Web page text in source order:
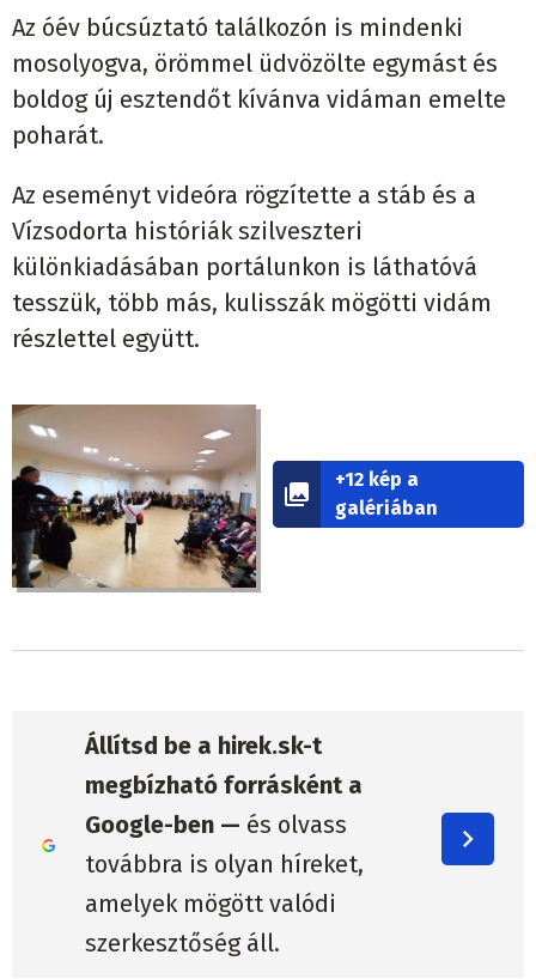
Az óév búcsúztató találkozón is mindenki
mosolyogva, örömmel üdvözölte egymást és
boldog új esztendőt kívánva vidáman emelte
poharát.
Az eseményt videóra rögzítette a stáb és a
Vízsodorta históriák szilveszteri
különkiadásában portálunkon is láthatóvá
tesszük, több más, kulisszák mögötti vidám
részlettel együtt.
+12 kép a
galériában
Állítsd be a hirek.sk-t
megbízható forrásként a
Google-ben — és olvass
továbbra is olyan híreket,
amelyek mögött valódi
szerkesztőség áll.